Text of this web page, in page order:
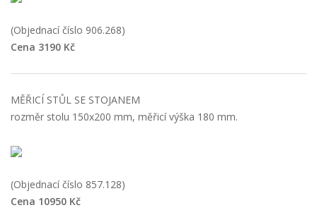
(Objednací číslo 906.268)
Cena 3190 Kč
MĚŘICÍ STŮL SE STOJANEM
rozměr stolu 150x200 mm, měřicí výška 180 mm.
(Objednací číslo 857.128)
Cena 10950 Kč